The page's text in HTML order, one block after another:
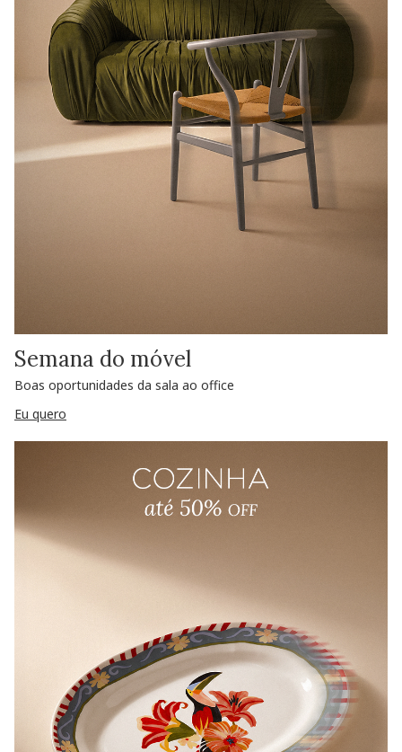
Semana do móvel
Boas oportunidades da sala ao office
Eu quero